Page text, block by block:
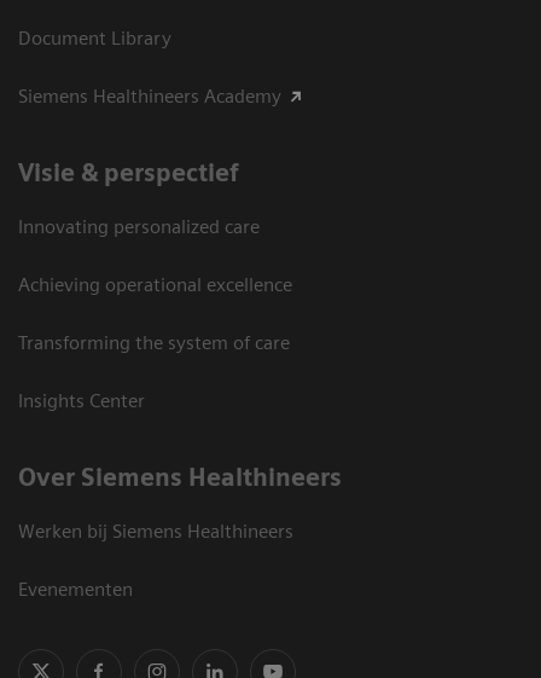
Document Library
Siemens Healthineers Academy
Visie & perspectief
Innovating personalized care
Achieving operational excellence
Transforming the system of care
Insights Center
Over Siemens Healthineers
Werken bij Siemens Healthineers
Evenementen